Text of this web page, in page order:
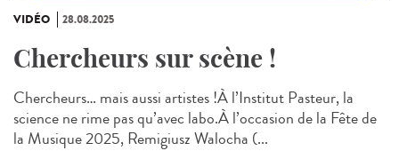
VIDÉO 28.08.2025
Chercheurs sur scène !
Chercheurs… mais aussi artistes !À l’Institut Pasteur, la
science ne rime pas qu’avec labo.À l’occasion de la Fête de
la Musique 2025, Remigiusz Walocha (...